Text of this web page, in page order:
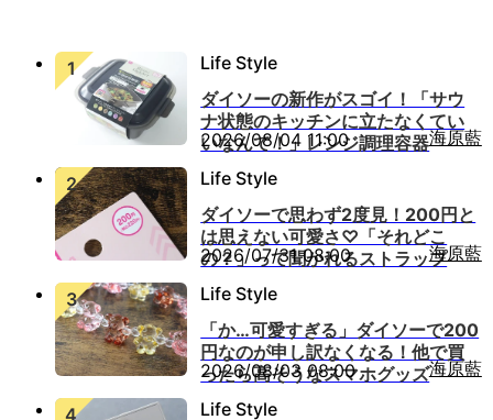
ダイソーの新作がスゴイ！「サウ
ナ状態のキッチンに立たなくてい
いなんて！」レンジ調理容器海原藍
2026/08/04 11:00
ダイソーで思わず2度見！200円と
は思えない可愛さ♡「それどこ
の？」って聞かれるストラップ海原藍
2026/07/31 08:00
「か…可愛すぎる」ダイソーで200
円なのが申し訳なくなる！他で買
ったら高そうなスマホグッズ海原藍
2026/08/03 08:00